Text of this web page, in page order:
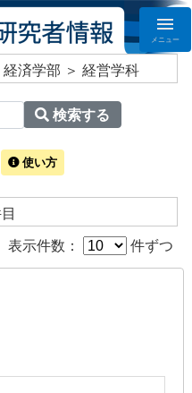
メニュー
経済学部 ＞ 経営学科
検索する
使い方
表示件数： 件ずつ